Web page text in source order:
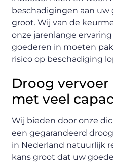
beschadigingen aan uw
groot. Wij van de
onze jarenlange
goederen in moeten
risico op beschadiging
Droog vervoer
met veel
Wij bieden door onze
een gegarandeerd
in Nederland natuurlijk
kans groot dat uw